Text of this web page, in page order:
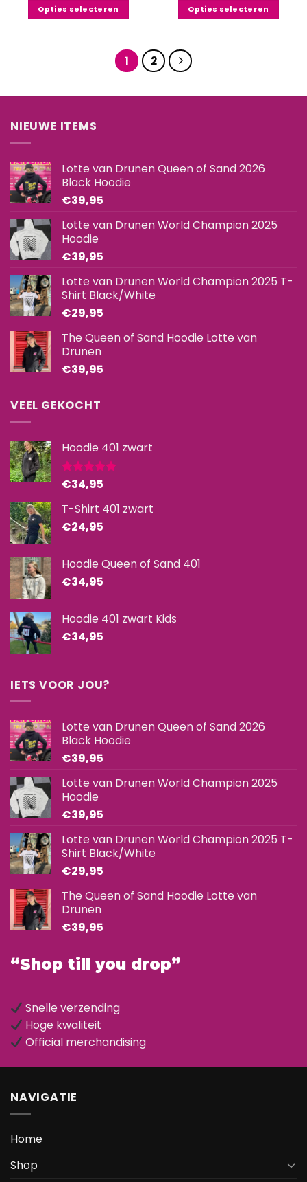
Opties selecteren
meerdere
Deze
kan
op
de
productpagina
Opties selecteren
Deze
op
1 2
NIEUWE ITEMS
Lotte van Drunen Queen of Sand 2026
Black Hoodie
€39,95
Lotte van Drunen World Champion 2025
Hoodie
€39,95
Lotte van Drunen World Champion 2025 T-
Shirt Black/White
€29,95
The Queen of Sand Hoodie Lotte van
Drunen
€39,95
VEEL GEKOCHT
Hoodie 401 zwart
Gewaardeerd
uit 5
€34,95
T-Shirt 401 zwart
€24,95
Hoodie Queen of Sand 401
€34,95
Hoodie 401 zwart Kids
€34,95
IETS VOOR JOU?
Lotte van Drunen Queen of Sand 2026
Black Hoodie
€39,95
Lotte van Drunen World Champion 2025
Hoodie
€39,95
Lotte van Drunen World Champion 2025 T-
Shirt Black/White
€29,95
The Queen of Sand Hoodie Lotte van
Drunen
€39,95
“Shop till you drop”
Snelle verzending
Hoge kwaliteit
Official merchandising
NAVIGATIE
Home
Shop